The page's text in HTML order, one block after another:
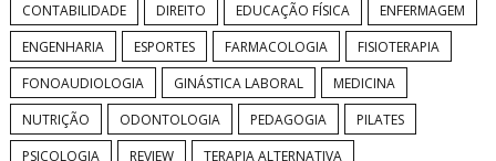
CONTABILIDADE
DIREITO EDUCAÇÃO FÍSICA
ENFERMAGEM
ENGENHARIA
ESPORTES FARMACOLOGIA
FISIOTERAPIA
FONOAUDIOLOGIA
GINÁSTICA LABORAL
MEDICINA
NUTRIÇÃO
ODONTOLOGIA PEDAGOGIA
PILATES
PSICOLOGIA
REVIEW
TERAPIA ALTERNATIVA